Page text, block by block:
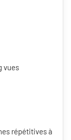
vues
répétitives à